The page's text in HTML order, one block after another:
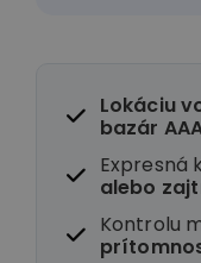
Lokáciu
bazár
Expresná
alebo
Kontrolu